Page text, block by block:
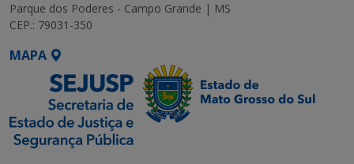
Parque dos Poderes - Campo Grande | MS
CEP.: 79031-350
MAPA